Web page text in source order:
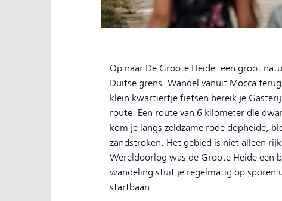
Op naar De Groote Heide: een groot
Duitse grens. Wandel vanuit Mocca
klein kwartiertje fietsen bereik je
route. Een route van 6 kilometer die
kom je langs zeldzame rode dopheide,
zandstroken. Het gebied is niet alleen
Wereldoorlog was de Groote Heide een
wandeling stuit je regelmatig op sporen
startbaan.